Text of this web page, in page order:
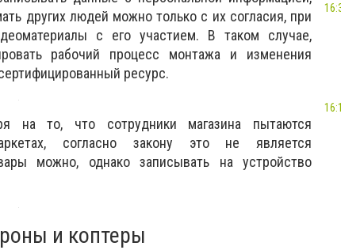
других людей можно только с их согласия, при
с его участием. В таком случае,
рабочий процесс монтажа и изменения
ресурс.
на то, что сотрудники магазина пытаются
согласно закону это не является
можно, однако записывать на устройство
и коптеры